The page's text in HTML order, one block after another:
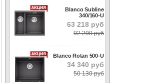
Blanco Subline
340/160-U
63 218 руб
92 290 руб
Blanco Rotan 500-U
34 340 руб
50 130 руб